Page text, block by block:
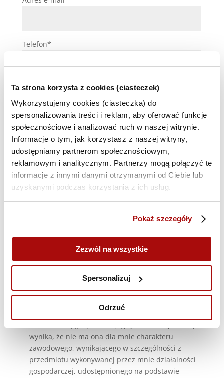
Ta strona korzysta z cookies (ciasteczek)
Wykorzystujemy cookies (ciasteczka) do
spersonalizowania treści i reklam, aby oferować funkcje
społecznościowe i analizować ruch w naszej witrynie.
Informacje o tym, jak korzystasz z naszej witryny,
udostępniamy partnerom społecznościowym,
reklamowym i analitycznym. Partnerzy mogą połączyć te
informacje z innymi danymi otrzymanymi od Ciebie lub
uzyskanymi podczas korzystania z ich usług.
Pokaż szczegóły
Zezwól na wszystkie
Spersonalizuj
Odrzuć
Telefon*
Kod rabatowy
Uwagi (opcjonalne)
Oświadczam, że jestem osobą fizyczną
dokonującą z przedsiębiorcą czynności prawnej
niezwiązanej bezpośrednio z moją działalnością
gospodarczą lub zawodową lub zawierającą
umowę bezpośrednio związaną z moją
wynika, że nie ma ona dla mnie charakteru
zawodowego, wynikającego w szczególności z
przedmiotu wykonywanej przez mnie działalności
gospodarczej, udostępnionego na podstawie